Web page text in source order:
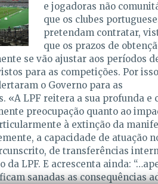
e jogadoras não
que os clubes
pretendam contratar,
que os prazos de
se vão ajustar aos períodos
para as competições. Por
o Governo para as
«A LPF reitera a sua profunda e
preocupação quanto ao
à extinção da
a capacidade de atuação
de transferências
da LPF. E acrescenta ainda:
sanadas as consequências